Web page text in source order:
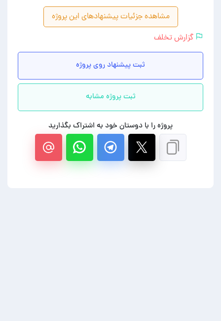
مشاهده جزئیات پیشنهادهای این پروژه
گزارش تخلف
ثبت پیشنهاد روی پروژه
ثبت پروژه مشابه
پروژه را با دوستان خود به اشتراک بگذارید